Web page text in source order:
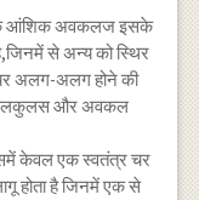
आंशिक अवकलज इसके
से अन्य को स्थिर
अलग-अलग होने की
और अवकल
केवल एक स्वतंत्र चर
होता है जिनमें एक से